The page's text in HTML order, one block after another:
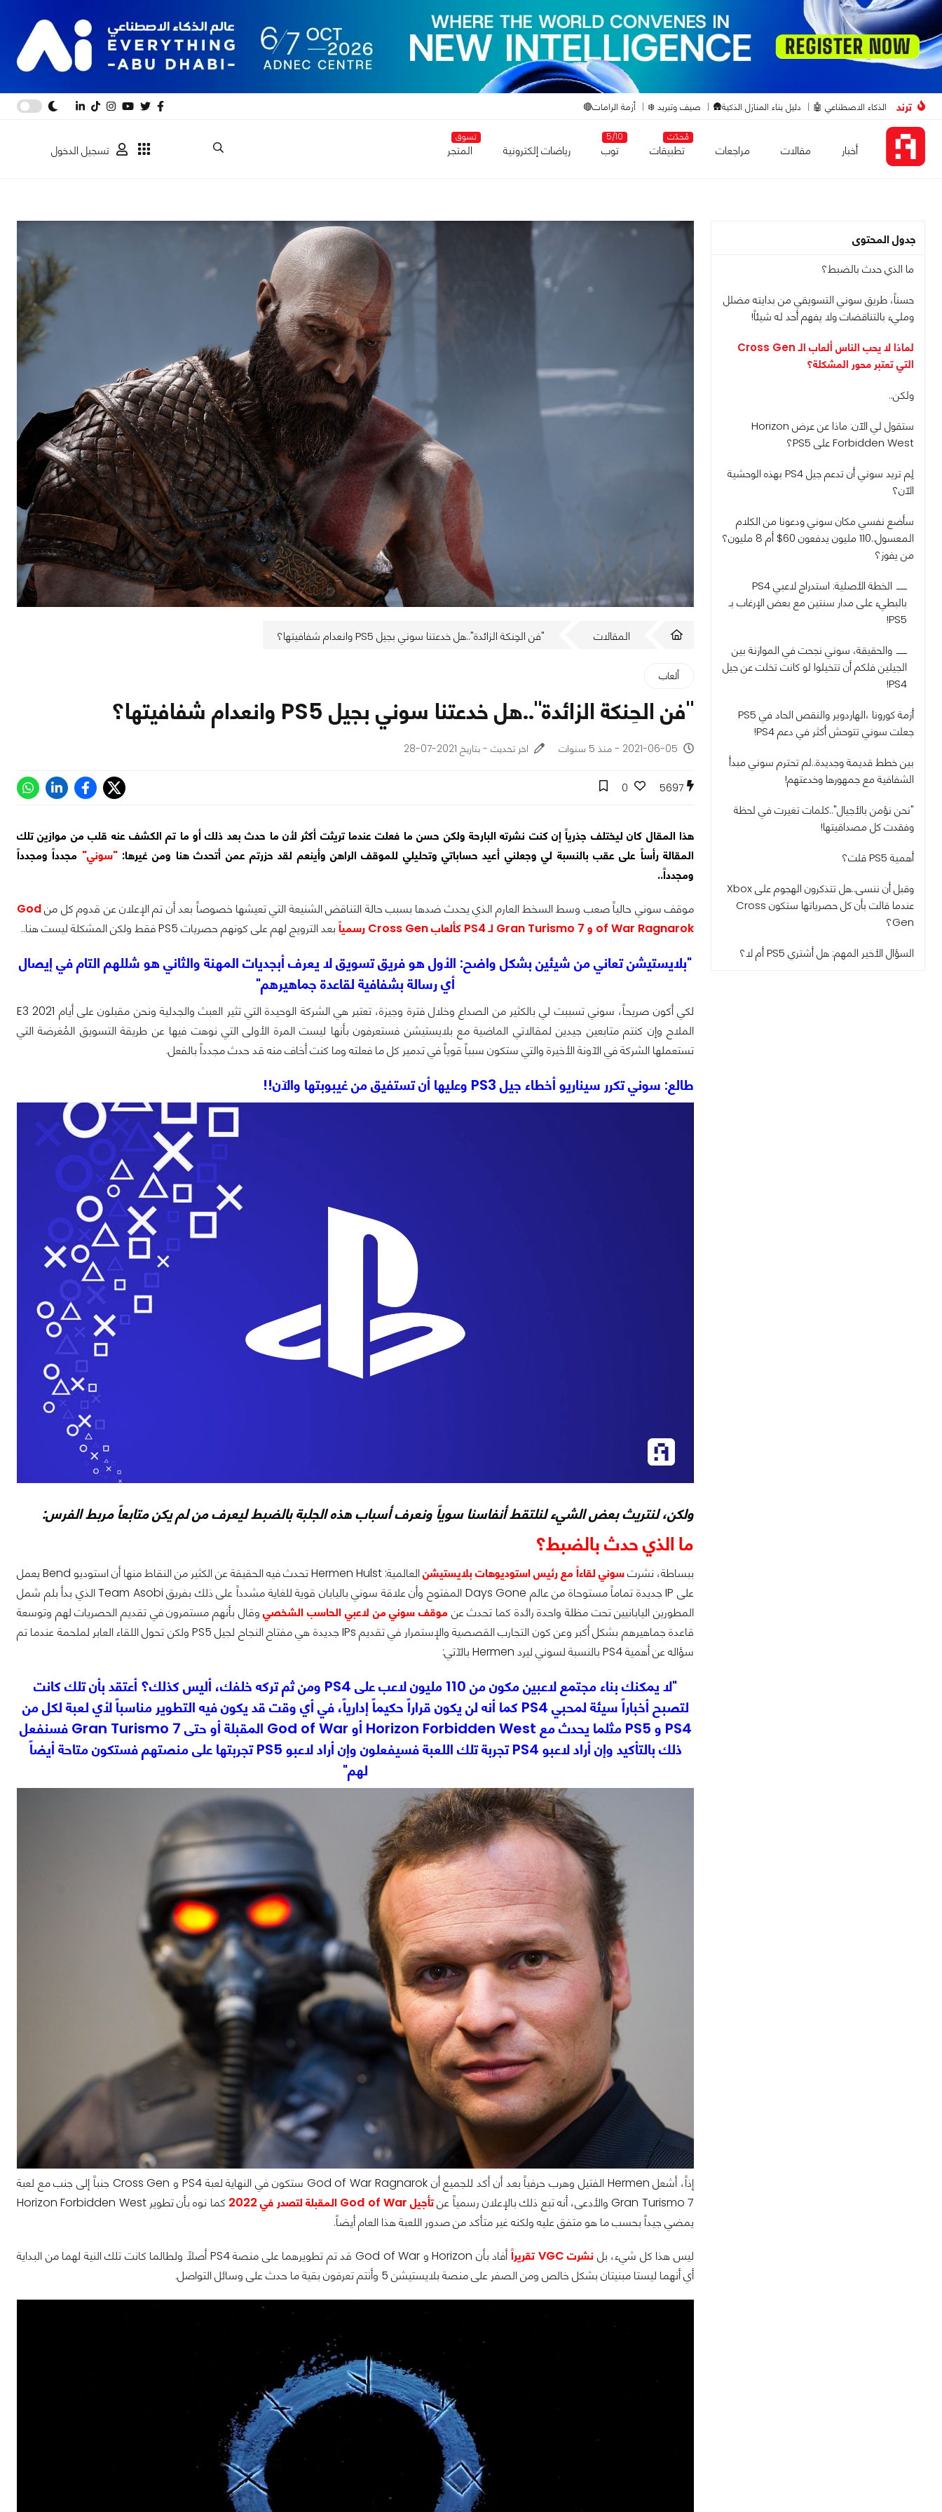
ترند الذكاء الاصطناعي 🤖 دليل بناء المنازل الذكية🛖 صيف وتبريد ❄️ أزمة الرامات🔴
أخبار مقالات مراجعات
مُحدّث
تطبيقات
5/10
توب رياضات إلكترونية
تسوق
المتجر تسجيل الدخول
جدول المحتوى
ما الذي حدث بالضبط؟
حسناً، طريق سوني التسويقي من بدايته مضلل
ومليء بالتناقضات ولا يفهم أحد له شيئاً!
لماذا لا يحب الناس ألعاب الـ Cross Gen
التي تعتبر محور المشكلة؟
ولكن..
ستقول لي الآن: ماذا عن عرض Horizon
Forbidden West على PS5؟
لِم تريد سوني أن تدعم جيل PS4 بهذه الوحشية
الآن؟
سأضع نفسي مكان سوني ودعونا من الكلام
المعسول..110 مليون يدفعون 60$ أم 8 مليون؟
من يفوز؟
الخطة الأصلية: استدراج لاعبي PS4
بالبطيء على مدار سنتين مع بعض الإرغاب بـ
PS5!
والحقيقة، سوني نجحت في الموازنة بين
الجيلين فلكم أن تتخيلوا لو كانت تخلت عن جيل
PS4!
أزمة كورونا ،الهاردوير والنقص الحاد في PS5
جعلت سوني تتوحش أكثر في دعم PS4!
بين خطط قديمة وجديدة..لم تحترم سوني مبدأ
الشفافية مع جمهورها وخدعتهم!
"نحن نؤمن بالأجيال"..كلمات تغيرت في لحظة
وفقدت كل مصداقيتها!
أهمية PS5 قلت؟
وقبل أن ننسى..هل تتذكرون الهجوم على Xbox
عندما قالت بأن كل حصرياتها ستكون Cross
Gen؟
السؤال الأخير المهم: هل أشتري PS5 أم لا؟
المقالات "فن الحِنكة الزائدة"..هل خدعتنا سوني بجيل PS5 وانعدام شفافيتها؟
ألعاب
"فن الحِنكة الزائدة"..هل خدعتنا سوني بجيل PS5 وانعدام شفافيتها؟
2021-06-05 - منذ 5 سنوات اخر تحديث - بتاريخ 2021-07-28
5697
0
هذا المقال كان ليختلف جذرياً إن كنت نشرته البارحة ولكن حسن ما فعلت عندما تريثت أكثر لأن ما حدث بعد ذلك أو ما تم الكشف عنه قلب من موازين تلك
المقالة رأساً على عقب بالنسبة لي وجعلني أعيد حساباتي وتحليلي للموقف الراهن وأينعم لقد حزرتم عمن أتحدث هنا ومن غيرها:"سوني" مجدداً ومجدداً
ومجدداً..
موقف سوني حالياً صعب وسط السخط العارم الذي يحدث ضدها بسبب حالة التناقض الشنيعة التي تعيشها خصوصاً بعد أن تم الإعلان عن قدوم كل منGod
of War Ragnarok و Gran Turismo 7 لـ PS4 كألعاب Cross Gen رسمياً
بعد الترويج لهم على كونهم حصريات PS5 فقط ولكن المشكلة ليست هنا..
"بلايستيشن تعاني من شيئين بشكل واضح: الأول هو فريق تسويق لا يعرف أبجديات المهنة والثاني هو شللهم التام في إيصال
أي رسالة بشفافية لقاعدة جماهيرهم"
لكي أكون صريحاً، سوني تسببت لي بالكثير من الصداع وخلال فترة وجيزة، تعتبر هي الشركة الوحيدة التي تثير العبث والجدلية ونحن مقبلون على أيام E3 2021
الملاح وإن كنتم متابعين جيدين لمقالاتي الماضية مع بلايستيشن فستعرفون بأنها ليست المرة الأولى التي نوهت فيها عن طريقة التسويق المُغرضة التي
تستعملها الشركة في الآونة الأخيرة والتي ستكون سبباً قوياً في تدمير كل ما فعلته وما كنت أخاف منه قد حدث مجدداً بالفعل.
طالع: سوني تكرر سيناريو أخطاء جيل PS3 وعليها أن تستفيق من غيبوبتها والآن!!
ولكن، لنتريث بعض الشيء لنلتقط أنفاسنا سوياً ونعرف أسباب هذه الجلبة بالضبط ليعرف من لم يكن متابعاً مربط الفرس:
ما الذي حدث بالضبط؟
ببساطة، نشرتسوني لقاءاً مع رئيس استوديوهات بلايستيشن
العالمية: Hermen Hulst تحدث فيه الحقيقة عن الكثير من النقاط منها أن استوديو Bend يعمل
على IP جديدة تماماً مستوحاة من عالم Days Gone المفتوح وأن علاقة سوني باليابان قوية للغاية مشدداً على ذلك بفريق Team Asobi الذي بدأ بلم شمل
المطورين اليابانيين تحت مظلة واحدة رائدة كما تحدث عن موقف سوني من لاعبي الحاسب الشخصي وقال بأنهم مستمرون في تقديم الحصريات لهم وتوسعة
قاعدة جماهيرهم بشكل أكبر وعن كون التجارب القصصية والإستمرار في تقديم IPs جديدة هي مفتاح النجاح لجيل PS5 ولكن تحول اللقاء العابر لملحمة عندما تم
سؤاله عن أهمية PS4 بالنسبة لسوني ليرد Hermen بالآتي:
"لا يمكنك بناء مجتمع لاعبين مكون من 110 مليون لاعب على PS4 ومن ثم تركه خلفك، أليس كذلك؟ أعتقد بأن تلك كانت
لتصبح أخباراً سيئة لمحبي PS4 كما أنه لن يكون قراراً حكيماً إدارياً، في أي وقت قد يكون فيه التطوير مناسباً لأي لعبة لكل من
PS4 و PS5 مثلما يحدث مع Horizon Forbidden West أو God of War المقبلة أو حتى Gran Turismo 7 فسنفعل
ذلك بالتأكيد وإن أراد لاعبو PS4 تجربة تلك اللعبة فسيفعلون وإن أراد لاعبو PS5 تجربتها على منصتهم فستكون متاحة أيضاً
لهم"
إذاً، أشعل Hermen الفتيل وهرب حرفياً بعد أن أكد للجميع أن God of War Ragnarok ستكون في النهاية لعبة PS4 و Cross Gen جنباً إلى جنب مع لعبة
Gran Turismo 7 والأدعى، أنه تبع ذلك بالإعلان رسمياً عن
تأجيل God of War المقبلة لتصدر في 2022
كما نوه بأن تطوير Horizon Forbidden West
يمضي جيداً بحسب ما هو متفق عليه ولكنه غير متأكد من صدور اللعبة هذا العام أيضاً.
ليس هذا كل شيء، بل نشرت VGC تقريراً
أفاد بأن Horizon و God of War قد تم تطويرهما على منصة PS4 أصلاً ولطالما كانت تلك النية لهما من البداية
أي أنهما ليستا مبنيتان بشكل خالص ومن الصفر على منصة بلايستيشن 5 وأنتم تعرفون بقية ما حدث على وسائل التواصل.